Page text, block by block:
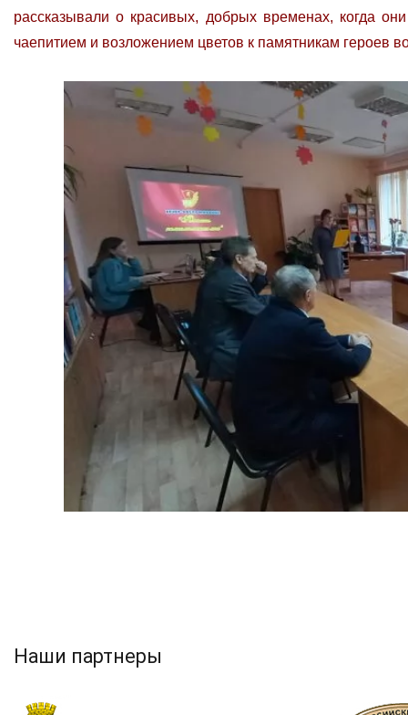
рассказывали о красивых, добрых временах, когда
чаепитием и возложением цветов к памятникам героев
Наши партнеры